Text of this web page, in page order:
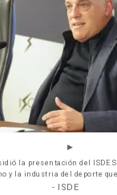
la presentación del ISDE
y la industria del deporte
- ISDE